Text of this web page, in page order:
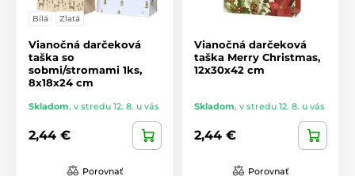
Bílá Zlatá
Vianočná darčeková
taška so
sobmi/stromami 1ks,
8x18x24 cm
Skladom, v stredu 12. 8. u vás
2,44 €
Porovnať
Vianočná darčeková
taška Merry Christmas,
12x30x42 cm
Skladom, v stredu 12. 8. u vás
2,44 €
Porovnať